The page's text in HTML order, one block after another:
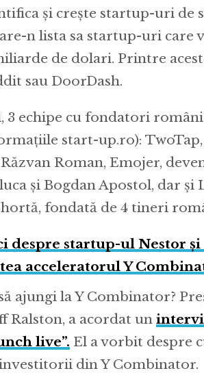
și crește startup-uri de
n lista sa startup-uri care
de dolari. Printre
sau DoorDash.
echipe cu fondatori români
start-up.ro):
Roman, Emojer,
și Bogdan Apostol, dar și
fondată de 4 tineri
despre startup-ul Nestor și
acceleratorul Y
ajungi la Y Combinator?
Ralston, a acordat un
live”. El a vorbit despre
din Y Combinator.